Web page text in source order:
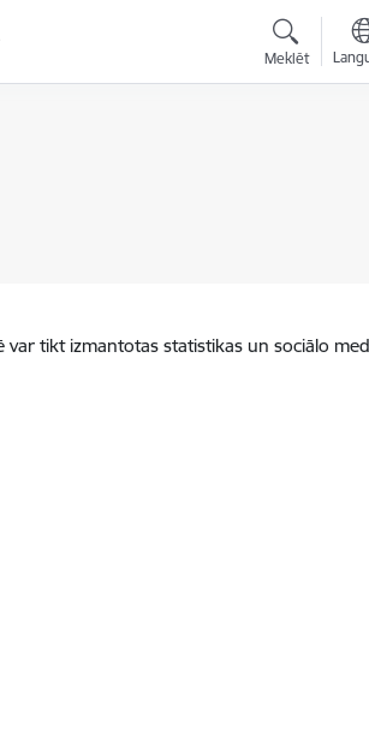
Meklēt
tikt izmantotas statistikas un sociālo